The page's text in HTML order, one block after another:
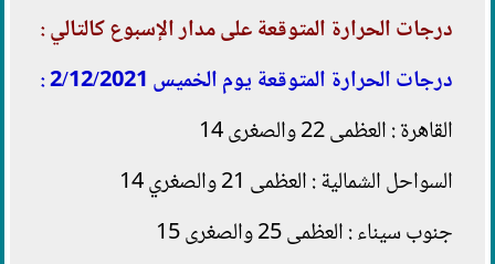
درجات الحرارة المتوقعة على مدار الإسبوع كالتالي :
درجات الحرارة المتوقعة يوم الخميس 2/12/2021 :
القاهرة : العظمى 22 والصغرى 14
السواحل الشمالية : العظمى 21 والصغري 14
جنوب سيناء : العظمى 25 والصغرى 15